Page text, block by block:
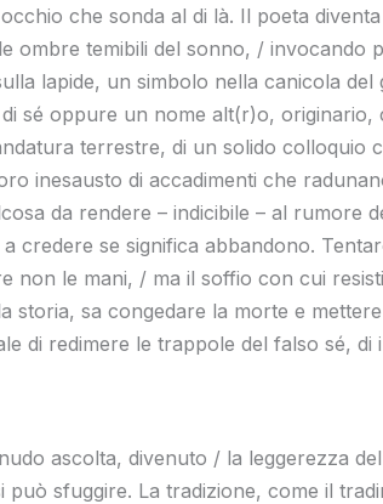
che sonda al di là. Il poeta
ombre temibili del sonno, / invocando
lapide, un simbolo nella canicola
sé oppure un nome alt(r)o, originario,
terrestre, di un solido colloquio
inesausto di accadimenti che
da rendere – indicibile – al rumore
credere se significa abbandono.
non le mani, / ma il soffio con cui
sa congedare la morte e
di redimere le trappole del falso sé,
ascolta, divenuto / la leggerezza
sfuggire. La tradizione, come il